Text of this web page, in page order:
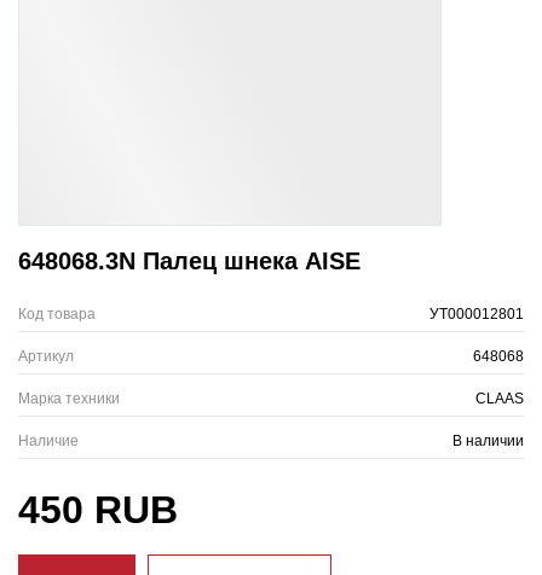
648068.3N Палец шнека AISE
Код товара УТ000012801
Артикул 648068
Марка техники CLAAS
Наличие В наличии
450 RUB